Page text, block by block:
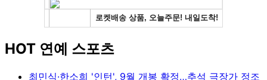
HOT 연예 스포츠
최민식·한소희 '인턴', 9월 개봉 확정…추석 극장가 정조